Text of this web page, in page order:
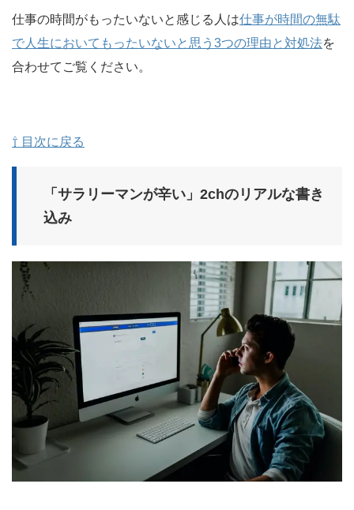
仕事の時間がもったいないと感じる人は仕事が時間の無駄
で人生においてもったいないと思う3つの理由と対処法を
合わせてご覧ください。
⇧ 目次に戻る
「サラリーマンが辛い」2chのリアルな書き
込み